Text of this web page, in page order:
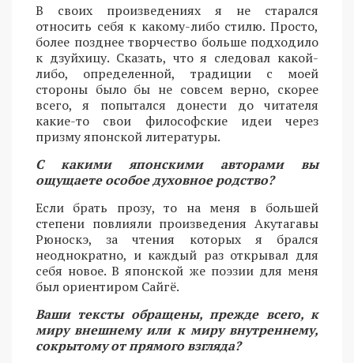
В своих произведениях я не старался
относить себя к какому-либо стилю. Просто,
более позднее творчество больше подходило
к дзуйхицу. Сказать, что я следовал какой-
либо, определенной, традиции с моей
стороны было бы не совсем верно, скорее
всего, я попытался донести до читателя
какие-то свои философские идеи через
призму японской литературы.
С какими японскими авторами вы
ощущаете особое духовное родство?
Если брать прозу, то на меня в большей
степени повлияли произведения Акутагавы
Рюноскэ, за чтения которых я брался
неоднократно, и каждый раз открывал для
себя новое. В японской же поэзии для меня
был ориентиром Сайгё.
Ваши тексты обращены, прежде всего, к
миру внешнему или к миру внутреннему,
сокрытому от прямого взгляда?